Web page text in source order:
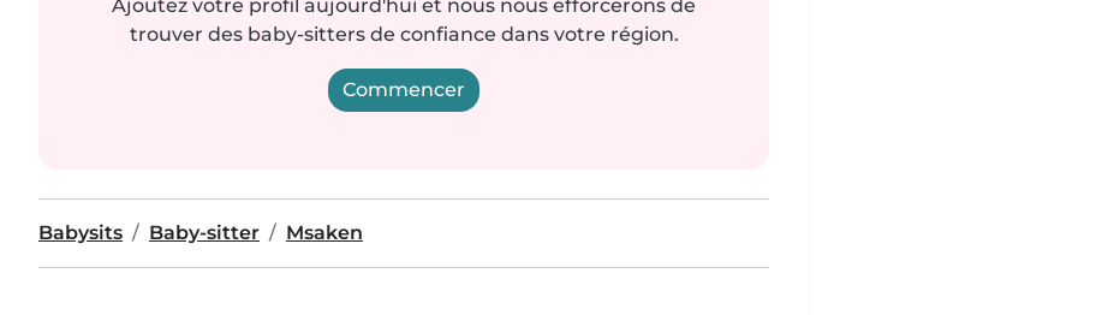
Ajoutez votre profil aujourd'hui et nous nous efforcerons de
trouver des baby-sitters de confiance dans votre région.
Commencer
Babysits Baby-sitter Msaken